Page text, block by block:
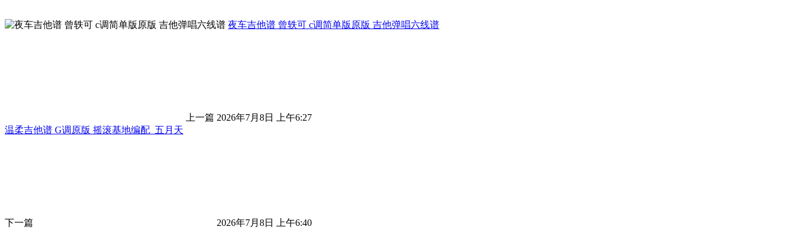
夜车吉他谱 曾轶可 c调简单版原版 吉他弹唱六线谱
上一篇 2026年7月8日 上午6:27
温柔吉他谱 G调原版 摇滚基地编配_五月天
下一篇 2026年7月8日 上午6:40